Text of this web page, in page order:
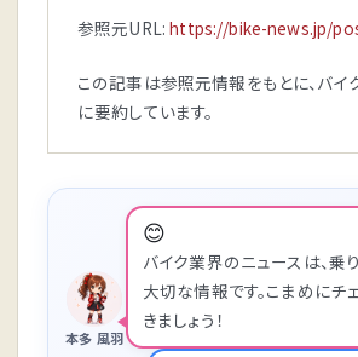
参照元URL:https://bike-news.jp/
この記事は参照元情報をもとに、バイ
に要約しています。
本多 風羽
😊
バイク業界のニュースは、乗
大切な情報です。こまめにチ
きましょう！